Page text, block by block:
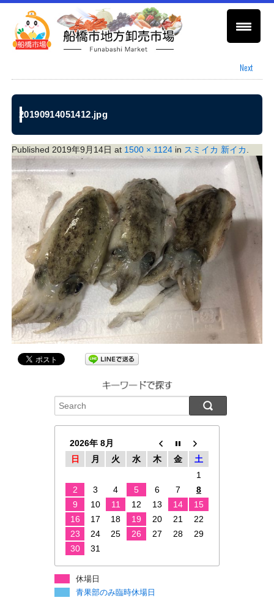
Next
20190914051412.jpg
Published 2019年9月14日 at 1500 × 1124in スミイカ 新イカ
2026年 8月
日
月 火 水 木 金
土
1
2
3 4 5 6 7
8
9
10 11 12 13 14
15
16
17 18 19 20 21
22
23
24 25 26 27 28
29
30
31
休場日
青果部のみ臨時休場日